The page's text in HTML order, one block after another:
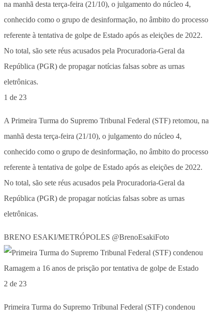
1 de 23
A Primeira Turma do Supremo Tribunal Federal (STF) retomou, na
manhã desta terça-feira (21/10), o julgamento do núcleo 4,
conhecido como o grupo de desinformação, no âmbito do processo
referente à tentativa de golpe de Estado após as eleições de 2022.
No total, são sete réus acusados pela Procuradoria-Geral da
República (PGR) de propagar notícias falsas sobre as urnas
eletrônicas.
BRENO ESAKI/METRÓPOLES @BrenoEsakiFoto
2 de 23
Primeira Turma do Supremo Tribunal Federal (STF) condenou